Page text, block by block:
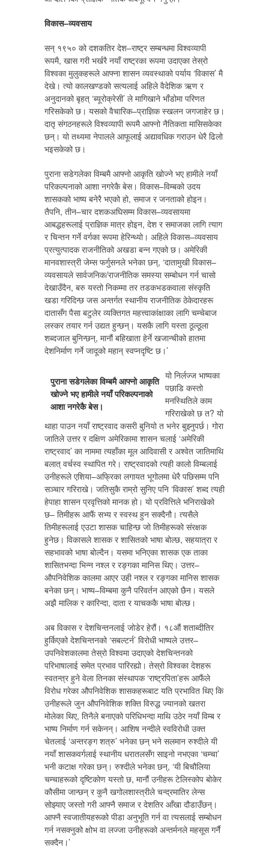
विकास–व्यवसाय
सन् १९५० को दशकतिर देश–राष्ट्र सम्बन्धमा विश्वव्यापी
रूपमै, खास गरी भर्खरै नयाँ राष्ट्रका रूपमा उदाएका तेस्रो
विश्वका मुलुकहरूले आफ्ना शासन व्यवस्थाको पर्याय ‘विकास’ मै
देखे। त्यो कालखण्डको सत्यलाई अहिले वैदेशिक ऋण र
अनुदानको बृहत् ‘ब्यूरोक्रेसी’ ले मागिखाने भाँडोमा परिणत
गरिसकेको छ। यसको वैचारिक–प्राज्ञिक स्खलन जगजाहेर छ।
दातृ संगठनहरूले विश्वव्यापी रूपमै आफ्नो नैतिकता मासिसकेका
छन्। यो तथ्यमा नेपालले आफूलाई अद्यावधिक गराउन धेरै ढिलो
भइसकेको छ।
पुराना सडेगलेका विम्बमै आफ्नो आकृति खोज्ने भए हामीले नयाँ
परिकल्पनाको आशा नगरेकै बेस। विकास–विम्बको उदय
शासकको भाष्य बनेरै भएको हो, समाज र जनताको होइन।
तैपनि, तीन–चार दशकअघिसम्म विकास–व्यवसायमा
आबद्धहरूलाई प्राज्ञिक मात्र होइन, देश र समाजका लागि त्याग
र चिन्तन गर्ने वर्गका रूपमा हेरिन्थ्यो। अहिले विकास–व्यवसाय
प्रत्युत्पादक राजनीतिको अखडा बन्न गएको छ। अमेरिकी
मानवशास्त्री जेम्स फर्गुसनले भनेका छन्, ‘दातामुखी विकास–
व्यवसायले सार्वजनिक/राजनीतिक समस्या सम्बोधन गर्न चासो
देखाउँदैन, बरु यस्तो निकम्मा तर तडकभडकवाला संस्कृति
खडा गरिदिन्छ जस अन्तर्गत स्थानीय राजनीतिक ठेकेदारहरू
दातासँग पैसा बटुलेर व्यक्तिगत महत्त्वाकांक्षाका लागि चम्चेबाज
लस्कर तयार गर्न उद्यत हुन्छन्। यसकै लागि यस्ता ठूल्ठूला
शब्दजाल बुनिन्छन्, मानौं बहिखाता हेर्ने खजान्चीको हातमा
देशनिर्माण गर्ने जादूको महान् स्वप्नदृष्टि छ।’
पुराना सडेगलेका विम्बमै आफ्नो आकृति
खोज्ने भए हामीले नयाँ परिकल्पनाको
आशा नगरेकै बेस।
यो निर्लज्ज भाष्यका
पछाडि कस्तो
मनस्थितिले काम
गरिराखेको छ त? यो
थाहा पाउन नयाँ राष्ट्रवाद कसरी बुनियो त भनेर बुझ्नुपर्छ। गोरा
जातिले उत्तर र दक्षिण अमेरिकामा शासन चलाई ‘अमेरिकी
राष्ट्रवाद’ का नाममा त्यहाँका मूल आदिवासी र अश्वेत जातिमाथि
बलात् वर्चस्व स्थापित गरे। राष्ट्रवादको त्यही कालो विम्बलाई
उनीहरूले एशिया–अफ्रिका लगायत भूगोलमा धेरै पछिसम्म पनि
सञ्चार गरिराखे। जतिसुकै राम्रो सुनिए पनि ‘विकास’ शब्द त्यही
हेपाहा शासन प्रवृत्तिको मानक हो। यो प्रवित्तिले भनिराखेको
छ– तिमीहरू आफैं सभ्य र स्वस्थ हुन सक्दैनौ। त्यसैले
तिमीहरूलाई एउटा शासक चाहिन्छ जो तिमीहरूको संरक्षक
हुनेछ। विकासले शासक र शासितको भाषा बोल्छ, सहयात्रा र
सहभावको भाषा बोल्दैन। यसमा भनिएका शासक एक ताका
शासितभन्दा भिन्न नश्ल र रङ्गका मानिस थिए। उत्तर–
औपनिवेशिक कालमा आएर उही नश्ल र रङ्गका मानिस शासक
बनेका छन्। भाष्य–विम्बमा कुनै परिवर्तन आएको छैन। यसले
अझै मालिक र कारिन्दा, दाता र याचककै भाषा बोल्छ।
अब विकास र देशचिन्तनलाई जोडेर हेरौं। १८औं शताब्दीतिर
हुर्किएको देशचिन्तनको ‘सबल्टर्न’ विरोधी भाष्यले उत्तर–
उपनिवेशकालमा तेस्रो विश्वमा उदाएको देशचिन्तनको
परिभाषालाई समेत प्रभाव पारिरह्यो। तेस्रो विश्वका देशहरू
स्वतन्त्र हुने वेला तिनका संस्थापक ‘राष्ट्रपिता’हरू आफैंले
विरोध गरेका औपनिवेशिक शासकहरूबाट यति प्रभावित थिए कि
उनीहरूले जुन औपनिवेशिक शक्ति विरुद्ध ज्यानको खतरा
मोलेका थिए, तिनैले बनाएको परिधिभन्दा माथि उठेर नयाँ विम्ब र
भाष्य निर्माण गर्न सकेनन्। आशिष नन्दीले स्वविरोधी उक्त
चेतलाई ‘अन्तरङ्ग शत्रु’ भनेका छन् भने सलमान रुश्दीले यी
नयाँ शासकवर्गलाई स्थानीय धरातलसँग साइनो नभएका ‘चम्चा’
भनी कटाक्ष गरेका छन्। रुश्दीले भनेका छन्, ‘यी बिचौलिया
चम्चाहरूको दृष्टिकोण यस्तो छ, मानौं उनीहरू टेलिस्कोप बोकेर
कौसीमा जान्छन् र कुनै खगोलशास्त्रीले चन्द्रमातिर लेन्स
सोझ्याए जस्तो गरी आफ्नै समाज र देशतिर आँखा दौडाउँछन्।
आफ्नै स्वजातीयहरूको पीडा अनुभूति गर्न वा त्यसलाई सम्बोधन
गर्न नसक्नुको क्षोभ वा लज्जा उनीहरूको अन्तर्मनले महसूस गर्नै
सक्दैन।’